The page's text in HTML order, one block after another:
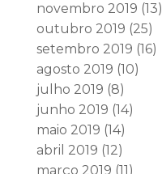
novembro 2019 (13)
outubro 2019 (25)
setembro 2019 (16)
agosto 2019 (10)
julho 2019 (8)
junho 2019 (14)
maio 2019 (14)
abril 2019 (12)
março 2019 (11)